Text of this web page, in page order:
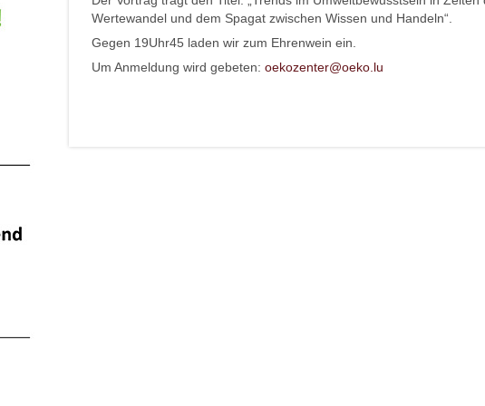
Wertewandel und dem Spagat zwischen Wissen und Handeln“.
Gegen 19Uhr45 laden wir zum Ehrenwein ein.
Um Anmeldung wird gebeten: oekozenter@oeko.lu